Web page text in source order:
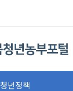
청년정책